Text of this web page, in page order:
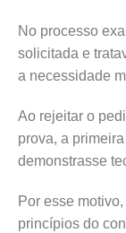
No processo
solicitada e
a necessidade
Ao rejeitar o
prova, a
demonstrasse
Por esse
princípios do